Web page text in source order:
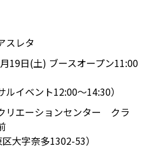
スレタ
19日(土) ブースオープン11:00
ルイベント12:00～14:30）
リエーションセンター クラ
区大字奈多1302-53）